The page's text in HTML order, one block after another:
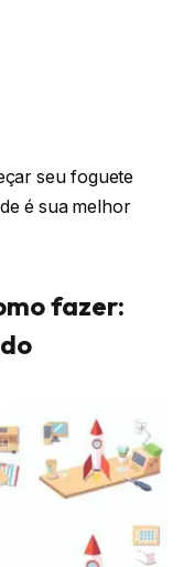
seu foguete
é sua melhor
fazer: